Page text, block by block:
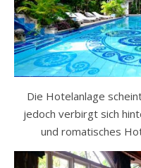
Die Hotelanlage
jedoch verbirgt sich
und romatisches